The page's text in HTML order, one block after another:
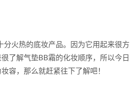
火热的底妆产品。因为它用起来很方
了解气垫BB霜的化妆顺序，所以今日
容，那么就赶紧往下了解吧！